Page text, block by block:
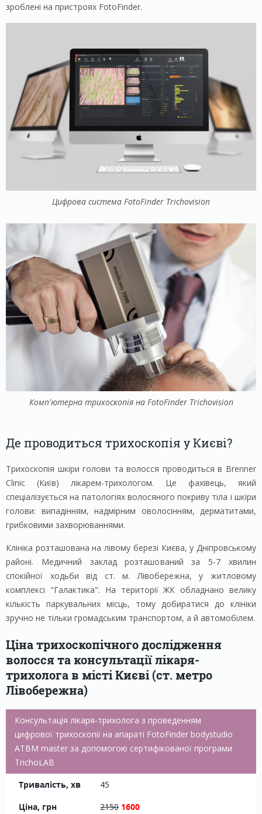
зроблені на пристроях FotoFinder.
Цифрова система FotoFinder Trichovision
Комп’ютерна трихоскопія на FotoFinder Trichovision
Де проводиться трихоскопія у Києві?
Трихоскопія шкіри голови та волосся проводиться в Brenner
Clinic (Київ) лікарем-трихологом. Це фахівець, який
спеціалізується на патологіях волосяного покриву тіла і шкіри
голови: випадінням, надмірним оволосінням, дерматитами,
грибковими захворюваннями.
Клініка розташована на лівому березі Києва, у Дніпровському
районі. Медичний заклад розташований за 5-7 хвилин
спокійної ходьби від ст. м. Лівобережна, у житловому
комплексі "Галактика". На території ЖК обладнано велику
кількість паркувальних місць, тому добиратися до клініки
зручно не тільки громадським транспортом, а й автомобілем.
Ціна трихоскопічного дослідження
волосся та консультації лікаря-
трихолога в місті Києві (ст. метро
Лівобережна)
Консультація лікаря-трихолога з проведенням
цифрової трихоскопії на апараті FotoFinder bodystudio
ATBM master за допомогою сертифікованої програми
TrichoLAB
45
2150 1600